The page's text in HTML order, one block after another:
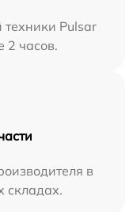
техники Pulsar
2 часов.
в
складах.